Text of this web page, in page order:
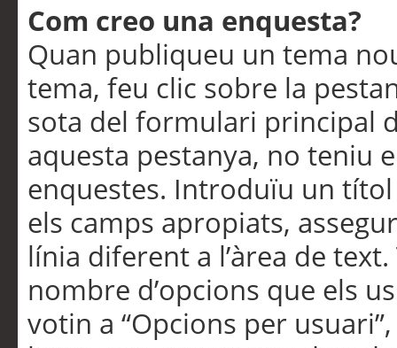
Com creo una enquesta?
Quan publiqueu un tema
tema, feu clic sobre la
sota del formulari principal
aquesta pestanya, no teniu
enquestes. Introduïu un
els camps apropiats,
línia diferent a l’àrea de
nombre d’opcions que els
votin a “Opcions per